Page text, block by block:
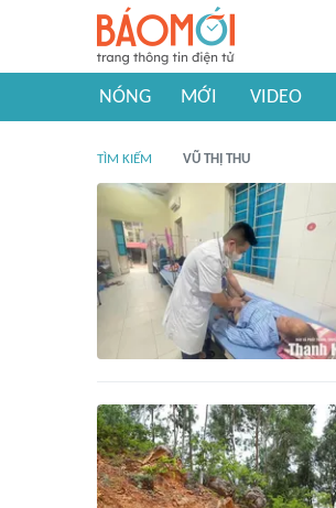
NÓNG MỚI VIDEO
TÌM KIẾM VŨ THỊ THU